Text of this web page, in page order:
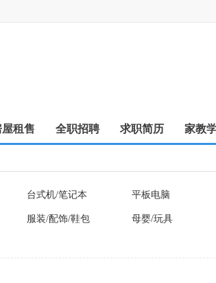
屋租售 全职招聘 求职简历 家教
台式机/笔记本 平板电脑
服装/配饰/鞋包 母婴/玩具